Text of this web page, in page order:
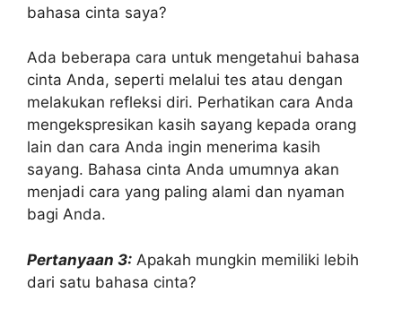
bahasa cinta saya?
Ada beberapa cara untuk mengetahui bahasa
cinta Anda, seperti melalui tes atau dengan
melakukan refleksi diri. Perhatikan cara Anda
mengekspresikan kasih sayang kepada orang
lain dan cara Anda ingin menerima kasih
sayang. Bahasa cinta Anda umumnya akan
menjadi cara yang paling alami dan nyaman
bagi Anda.
Pertanyaan 3: Apakah mungkin memiliki lebih
dari satu bahasa cinta?